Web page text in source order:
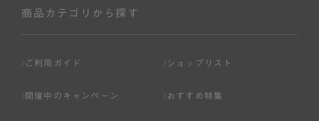
商品カテゴリから探す
ご利用ガイド ショップリスト
開催中のキャンペーン おすすめ特集